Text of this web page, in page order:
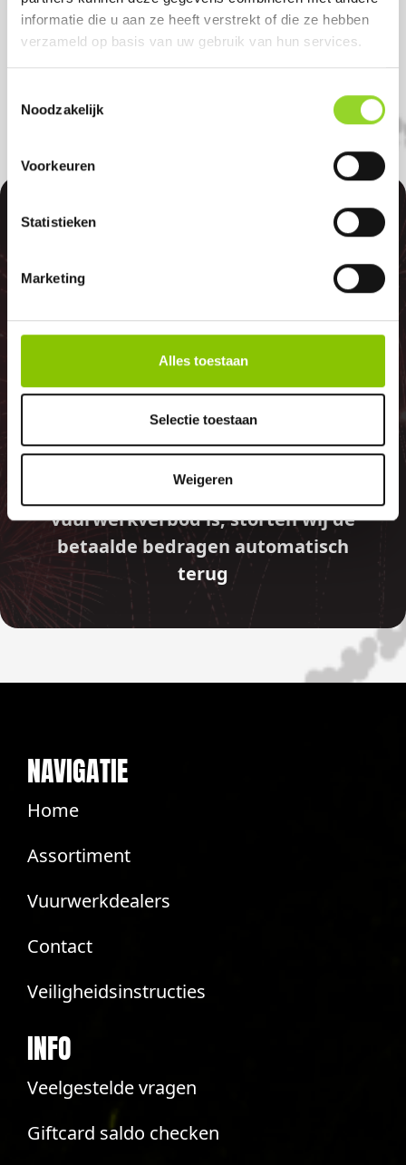
informatie die u aan ze heeft verstrekt of die ze hebben
verzameld op basis van uw gebruik van hun services.
Noodzakelijk
Voorkeuren
Statistieken
Marketing
Alles toestaan
Selectie toestaan
Weigeren
welkom! U bent uiteraard ook welkom als
u uit Aalsmeerderbrug, Badhoevedorp of
Lijnden komt.
100%
GELD TERUG
GARANTIE
Indien er in 2026 weer een landelijk
vuurwerkverbod is, storten wij de
betaalde bedragen automatisch
terug
NAVIGATIE
Home
Assortiment
Vuurwerkdealers
Contact
Veiligheidsinstructies
INFO
Veelgestelde vragen
Giftcard saldo checken